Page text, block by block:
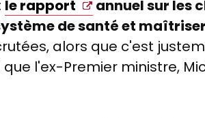
le rapport annuel sur les
de santé et
alors que c'est
que l'ex-Premier ministre,